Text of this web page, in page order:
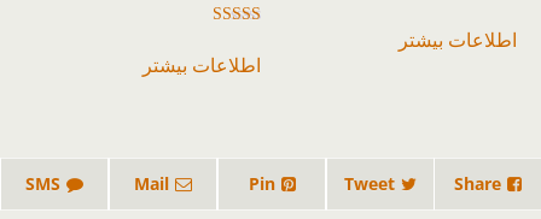
اطلاعات بیشتر
از 5
اطلاعات بیشتر
Share
Tweet
Pin
Mail
SMS